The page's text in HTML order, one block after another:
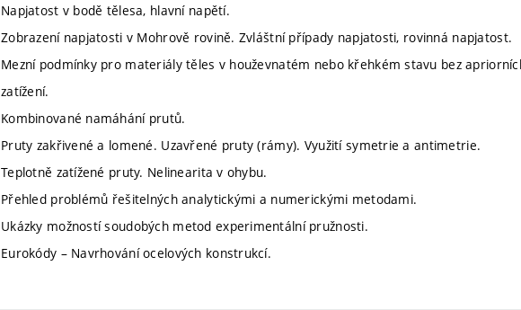
Napjatost v bodě tělesa, hlavní napětí.
Zobrazení napjatosti v Mohrově rovině. Zvláštní případy napjatosti, rovinná napjatost.
Mezní podmínky pro materiály těles v houževnatém nebo křehkém stavu bez
zatížení.
Kombinované namáhání prutů.
Pruty zakřivené a lomené. Uzavřené pruty (rámy). Využití symetrie a antimetrie.
Teplotně zatížené pruty. Nelinearita v ohybu.
Přehled problémů řešitelných analytickými a numerickými metodami.
Ukázky možností soudobých metod experimentální pružnosti.
Eurokódy – Navrhování ocelových konstrukcí.